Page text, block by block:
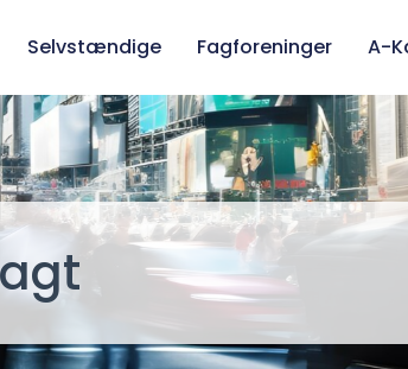
Selvstændige Fagforeninger A-